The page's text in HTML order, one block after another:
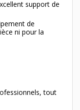
support de
de
ni pour la
tout